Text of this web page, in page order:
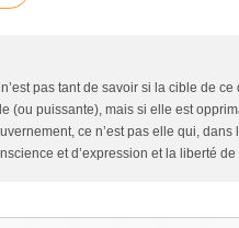
pas tant de savoir si la cible de ce
(ou puissante), mais si elle est
ce n’est pas elle qui, dans
et d’expression et la liberté de